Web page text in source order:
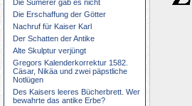
Die Sumerer gab es nicht
Die Erschaffung der Götter
Nachruf für Kaiser Karl
Der Schatten der Antike
Alte Skulptur verjüngt
Gregors Kalenderkorrektur 1582.
Cäsar, Nikäa und zwei päpstliche
Notlügen
Des Kaisers leeres Bücherbrett. Wer
bewahrte das antike Erbe?